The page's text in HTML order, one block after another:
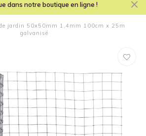
dans notre boutique en ligne !
jardin 50x50mm 1,4mm 100cm x 25m
galvanisé